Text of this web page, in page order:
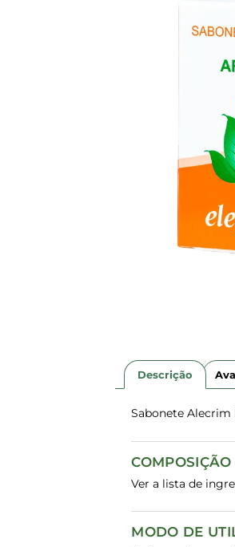
Descrição
Sabonete Alecrim
COMPOSIÇÃO
Ver a lista de
MODO DE